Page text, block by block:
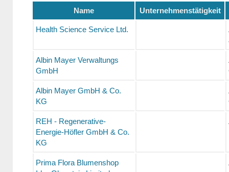
Name Unternehmenstätigkeit
Health Science Service Ltd.
Albin Mayer Verwaltungs
GmbH
Albin Mayer GmbH & Co.
KG
REH - Regenerative-
Energie-Höfler GmbH & Co.
KG
Prima Flora Blumenshop